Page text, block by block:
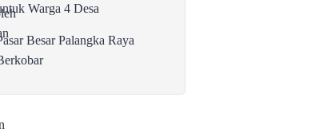
Warga 4 Desa
Besar Palangka Raya